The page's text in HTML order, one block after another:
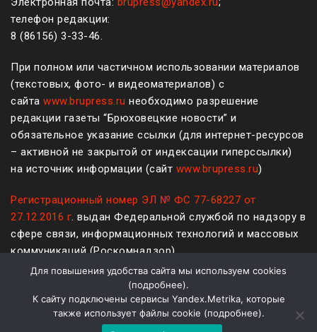
телефон редакции:
8 (861 56) 3-33-46.
При полном или частичном использовании материалов
(текстовых, фото- и видеоматериалов) с
сайта www.brupress.ru необходимо разрешение
редакции газеты “Брюховецкие новости” и
обязательное указание ссылки (для интернет-ресурсов
– активной не закрытой от индексации гиперссылки)
на источник информации (сайт www.brupress.ru)
Регистрационный номер ЭЛ № ФС 77-68227 от
27.12.2016 г. выдан Федеральной службой по надзору в
сфере связи, информационных технологий и массовых
коммуникаций (Роскомнадзор)
Политика конфиденциальности и защиты информации
Для повышения удобства сайта мы используем cookies
(подробнее).
К сайту подключены сервисы Yandex.Metrika, которые
также использует файлы cookie (подробнее).